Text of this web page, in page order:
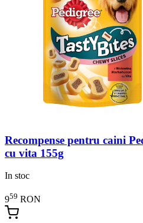
Recompense pentru caini
cu vita 155g
In stoc
959 RON